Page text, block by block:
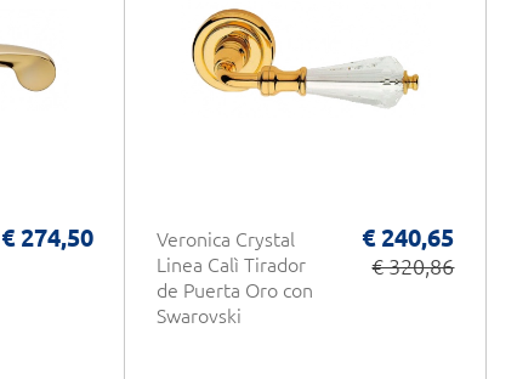
€ 274,50
Veronica Crystal
Linea Calì Tirador
de Puerta Oro con
Swarovski
€ 240,65
€ 320,86